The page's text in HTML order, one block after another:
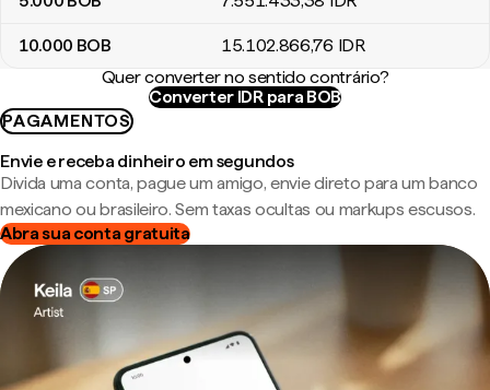
10.000 BOB 15.102.866,76 IDR
Quer converter no sentido contrário?
Converter IDR para BOB
PAGAMENTOS
Envie e receba dinheiro em segundos
Divida uma conta, pague um amigo, envie direto para um banco
mexicano ou brasileiro. Sem taxas ocultas ou markups escusos.
Abra sua conta gratuita